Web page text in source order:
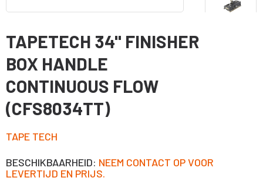
TAPETECH 34" FINISHER
BOX HANDLE
CONTINUOUS FLOW
(CFS8034TT)
TAPE TECH
BESCHIKBAARHEID: NEEM CONTACT OP VOOR
LEVERTIJD EN PRIJS.